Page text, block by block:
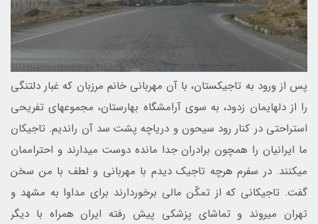
پس از ورود به تاجیکستان، با آن مهربانی خانم مرزبان که غبار دلتنگی
را از دل‎هایمان زدود، به سوی آرامشگاه بهارستان، مجموعه‎ای تفریحی
استراحتی در کنار رود سیحون و دریاچه پشت سد آن راندیم. تاجیکان
ما ایرانیان را همچون برادران جدا مانده دوست می‎دارند و احتراممان
می‎کنند. در سفرم هرچه تاجیک دیدم با مهربانی و لطف با من سخن
گفت. تاجیکانی که از تمکّن مالی برخوردارند برای مداوا به مشهد و
تهران می‎روند و تماشای پزشکی پیش رفته ایران همراه با دیگر